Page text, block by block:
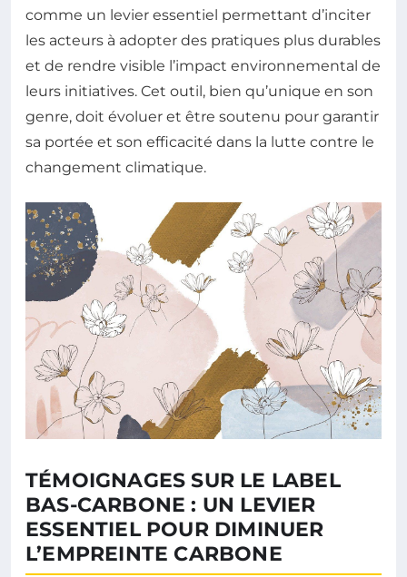
comme un levier essentiel permettant d’inciter
les acteurs à adopter des pratiques plus durables
et de rendre visible l’impact environnemental de
leurs initiatives. Cet outil, bien qu’unique en son
genre, doit évoluer et être soutenu pour garantir
sa portée et son efficacité dans la lutte contre le
changement climatique.
TÉMOIGNAGES SUR LE LABEL
BAS-CARBONE : UN LEVIER
ESSENTIEL POUR DIMINUER
L’EMPREINTE CARBONE